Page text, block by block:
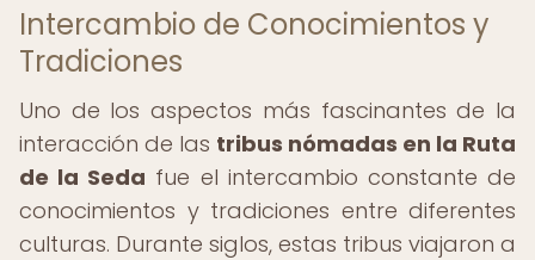
Intercambio de Conocimientos y
Tradiciones
Uno de los aspectos más fascinantes de la
interacción de las tribus nómadas en la Ruta
de la Seda fue el intercambio constante de
conocimientos y tradiciones entre diferentes
culturas. Durante siglos, estas tribus viajaron a